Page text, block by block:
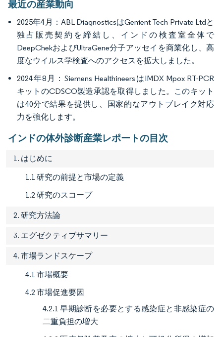
最近の産業動向
2025年4月：ABL DiagnosticsはGenient Tech Private Ltdと
独占販売契約を締結し、インドの検査室全体で
DeepChekおよびUltraGene分子アッセイを商業化し、高
度なウイルス学検査へのアクセスを拡大しました。
2024年8月：Siemens HealthineersはIMDX Mpox RT-PCR
キットのCDSCO製造承認を取得しました。このキット
は40分で結果を提供し、国家的なアウトブレイク対応
力を強化します。
インドの体外診断産業レポートの目次
1. はじめに
1.1 研究の前提と市場の定義
1.2 研究のスコープ
2. 研究方法論
3. エグゼクティブサマリー
4. 市場ランドスケープ
4.1 市場概要
4.2 市場促進要因
4.2.1 早期診断を必要とする感染症と非感染症の
二重負担の増大